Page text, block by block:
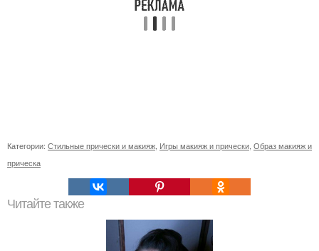
Категории: Стильные прически и макияж Игры макияж и прически Образ макияж и
прическа
Читайте также